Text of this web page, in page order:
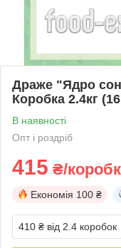
Драже "Ядро
Коробка 2.4кг
В наявності
Опт і роздріб
415 ₴/
Економія 100 ₴
410 ₴ від 2.4 коробок